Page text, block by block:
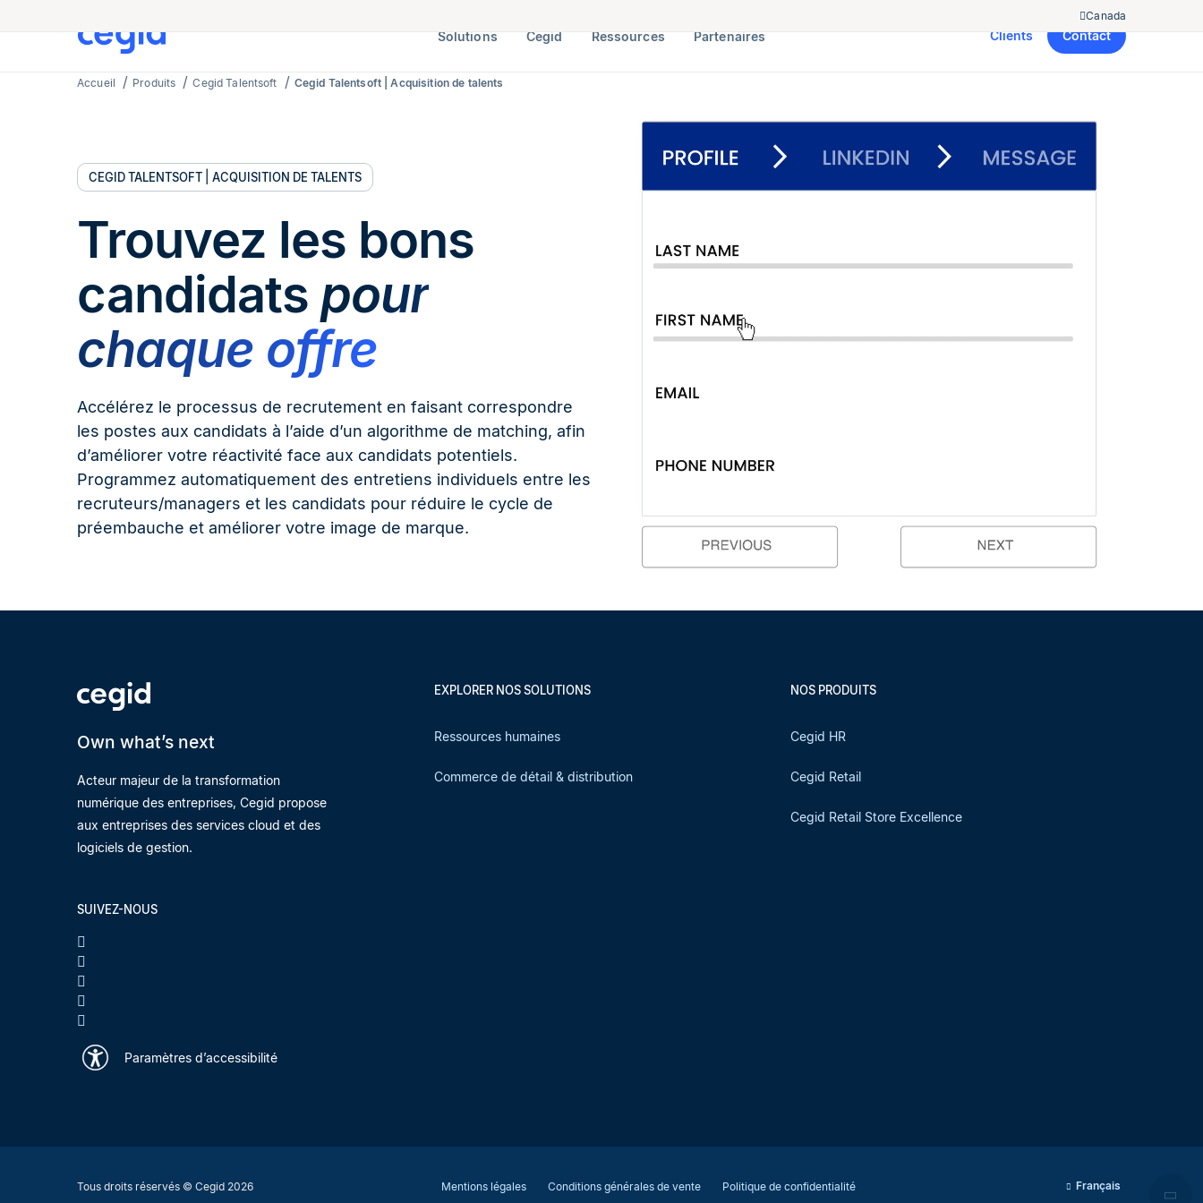
Canada
Solutions Cegid Ressources Partenaires Clients Contact
Accueil Produits Cegid Talentsoft Cegid Talentsoft | Acquisition de talents
CEGIDTALENTSOFT | ACQUISITION DE TALENTS
Trouvez les bons
candidats pour
chaque offre
Accélérez le processus de recrutement en faisant correspondre
les postes aux candidats à l’aide d’un algorithme de matching, afin
d’améliorer votre réactivité face aux candidats potentiels.
Programmez automatiquement des entretiens individuels entre les
recruteurs/managers et les candidats pour réduire le cycle de
préembauche et améliorer votre image de marque.
Own what’s next
Acteur majeur de la transformation
numérique des entreprises, Cegid propose
aux entreprises des services cloud et des
logiciels de gestion.
SUIVEZ-NOUS
Paramètres d’accessibilité
EXPLORER NOS SOLUTIONS
Ressources humaines
Commerce de détail & distribution
NOS PRODUITS
Cegid HR
Cegid Retail
Cegid Retail Store Excellence
Tous droits réservés © Cegid 2026 Mentions légales Conditions générales de vente Politique de confidentialité Français